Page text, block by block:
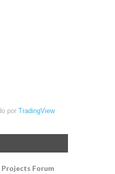
por TradingView
Forum